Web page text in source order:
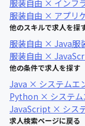
服装自由 × インフ
服装自由 × アプリ
他のスキルで求人を探
服装自由 × Java服
服装自由 ×
他の条件で求人を探す
Java × システムエ
Python × システム
JavaScript × シス
求人検索ページに戻る